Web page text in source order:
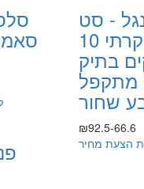
- סט
מנגל יוקרתי 10
בתיק
מתקפל
שחור
₪92.5-66.6
הצעת מחיר